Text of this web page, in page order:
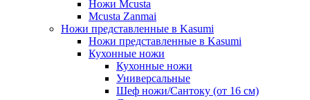
Ножи Mcusta
Mcusta Zanmai
Ножи представленные в Kasumi
Ножи представленные в Kasumi
Кухонные ножи
Кухонные ножи
Универсальные
Шеф ножи/Сантоку (от 16 см)